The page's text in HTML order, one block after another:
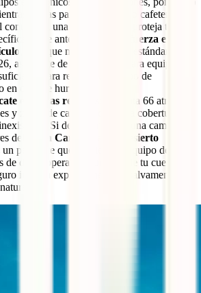
visitas paradas icónicas o cafeterías de
contar con una cobertura que proteja tus
ante el
robo con fuerza en el
, algo que muchas pólizas estándar
asegúrate de que el límite para equipos
para reponer tu equipo de
caso de hurto.
en zonas remotas:
La Ruta 66 atraviesa
y zonas de cañones donde la cobertura
Si decides realizar una caminata
del
Gran Cañón
Desierto
percance que requiera un equipo de
de dicho operativo correrán de tu cuenta a
incluya explícitamente el salvamento y